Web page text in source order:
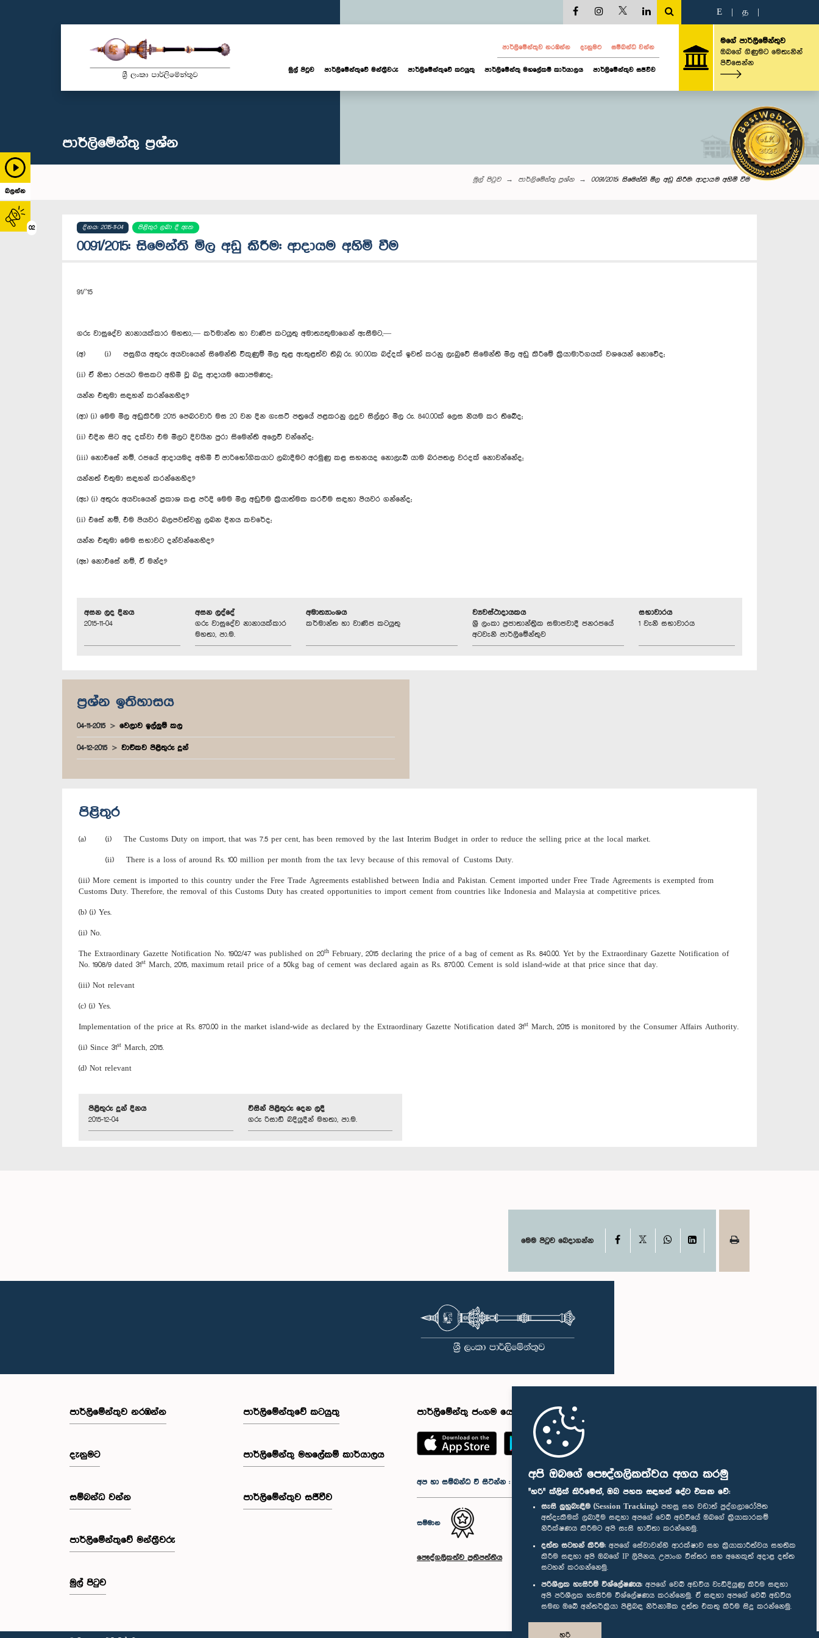
අපි ඔබගේ පෞද්ගලිකත්වය අගය කරමු
"හරි" ක්ලික් කිරීමෙන්, ඔබ පහත සඳහන් දේට එකඟ වේ:
සැසි ලුහුබැඳීම (Session Tracking): පහසු සහ වඩාත් පුද්ගලාරෝපිත
අත්දැකීමක් ලබාදීම සඳහා අපගේ වෙබ් අඩවියේ ඔබගේ ක්‍රියාකාරකම්
නිරීක්ෂණය කිරීමට අපි සැසි භාවිතා කරන්නෙමු.
දත්ත සටහන් කිරීම: අපගේ සේවාවන්හි ආරක්ෂාව සහ ක්‍රියාකාරීත්වය සහතික
කිරීම සඳහා අපි ඔබගේ IP ලිපිනය, උපාංග විස්තර සහ අනෙකුත් අදාළ දත්ත
සටහන් කරගන්නෙමු.
පරිශීලක හැසිරීම් විශ්ලේෂණය: අපගේ වෙබ් අඩවිය වැඩිදියුණු කිරීම සඳහා
අපි පරිශීලක හැසිරීම විශ්ලේෂණය කරන්නෙමු. ඒ සඳහා අපගේ වෙබ් අඩවිය
සමඟ ඔබේ අන්තර්ක්‍රියා පිළිබඳ නිර්නාමික දත්ත එකතු කිරීම සිදු කරන්නෙමු.
හරි
බලන්න
02
E த
පාර්ලි‌මේන්තුව නරඹන්න දැනුමට සම්බන්ධ වන්න
මුල් පිටුව පාර්ලි‌මේන්තුවේ මන්ත්‍රීවරු පාර්ලිමේන්තුවේ කටයුතු පාර්ලිමේන්තු මහලේකම් කාර්යාලය පාර්ලිමේන්තුව සජීවීව
මගේ පාර්ලිමේන්තුව
ඔබගේ ගිණුමට මෙතැනින්
පිවිසෙන්න
පාර්ලි‌මේන්තු‌ ප්‍රශ්න
මුල් පිටුව පාර්ලි‌මේන්තු‌ ප්‍රශ්න 0091/2015: සිමෙන්ති මිල අඩු කිරීම: ආදායම අහිමි වීම
දිනය: 2015-11-04 පිළිතුර ලබා දී ඇත
0091/2015: සිමෙන්ති මිල අඩු කිරීම: ආදායම අහිමි වීම
91/’15
ගරු වාසුදේව නානායක්කාර මහතා,— කර්මාන්ත හා වාණිජ කටයුතු අමාත්‍යතුමාගෙන් ඇසීමට,—
(අ) (i) පසුගිය අතුරු අයවැයෙන් සිමෙන්ති විකුණුම් මිල තුළ ඇතුළත්ව තිබූ රු. 90.00ක බද්දක් ඉවත් කරනු ලැබුවේ සිමෙන්ති මිල අඩු කිරීමේ ක්‍රියාමාර්ගයක් වශයෙන් නොවේද;
(ii) ඒ නිසා රජයට මසකට අහිමි වූ බදු ආදායම කොපමණද;
යන්න එතුමා සඳහන් කරන්නෙහිද?
(ආ) (i) මෙම මිල අඩුකිරීම 2015 පෙබරවාරි මස 20 වන දින ගැසට් පත්‍රයේ පළකරනු ලදුව සිල්ලර මිල රු. 840.00ක් ලෙස නියම කර තිබේද;
(ii) එදින සිට අද දක්වා එම මිලට දිවයින පුරා සිමෙන්ති අලෙවි වන්නේද;
(iii) නොඑසේ නම්, රජයේ ආදායමද අහිමි වී පාරිභෝගිකයාට ලබාදීමට අරමුණු කළ සහනයද නොලැබී යාම බරපතල වරදක් නොවන්නේද;
යන්නත් එතුමා සඳහන් කරන්නෙහිද?
(ඇ) (i) අතුරු අයවැයෙන් ප්‍රකාශ කළ පරිදි මෙම මිල අඩුවීම ක්‍රියාත්මක කරවීම සඳහා පියවර ගන්නේද;
(ii) එසේ නම්, එම පියවර බලපවත්වනු ලබන දිනය කවරේද;
යන්න එතුමා මෙම සභාවට දන්වන්නෙහිද?
(ඈ) නොඑසේ නම්, ඒ මන්ද?
අසන ලද දිනය
2015-11-04
අසන ලද්දේ
ගරු වාසුදේව නානායක්කාර
මහතා, පා.ම.
අමාත්‍යාංශය
කර්මාන්ත හා වාණිජ කටයුතු
ව්‍යවස්ථාදායකය
ශ්‍රී ලංකා ප්‍රජාතාන්ත්‍රික සමාජවාදී ජනරජයේ
අටවැනි පාර්ලිමේන්තුව
සභාවාරය
1 වැනි සභාවාරය
ප්‍රශ්න ඉතිහාසය
04-11-2015 වෙලාව ඉල්ලුම් කල
04-12-2015 වාචිකව පිළිතුරු දුන්
පිළිතුර
(a) (i) The Customs Duty on import, that was 7.5 per cent, has been removed by the last Interim Budget in order to reduce the selling price at the local market.
(ii) There is a loss of around Rs. 100 million per month from the tax levy because of this removal of Customs Duty.
(iii) More cement is imported to this country under the Free Trade Agreements established between India and Pakistan. Cement imported under Free Trade Agreements is exempted from
Customs Duty. Therefore, the removal of this Customs Duty has created opportunities to import cement from countries like Indonesia and Malaysia at competitive prices.
(b) (i) Yes.
(ii) No.
The Extraordinary Gazette Notification No. 1902/47 was published on 20th February, 2015 declaring the price of a bag of cement as Rs. 840.00. Yet by the Extraordinary Gazette Notification of
No. 1908/9 dated 31st March, 2015, maximum retail price of a 50kg bag of cement was declared again as Rs. 870.00. Cement is sold island-wide at that price since that day.
(iii) Not relevant
(c) (i) Yes.
Implementation of the price at Rs. 870.00 in the market island-wide as declared by the Extraordinary Gazette Notification dated 31st March, 2015 is monitored by the Consumer Affairs Authority.
(ii) Since 31st March, 2015.
(d) Not relevant
පිළිතුරු දුන් දිනය
2015-12-04
විසින් පිළිතුරු දෙන ලදී
ගරු රිසාඩ් බදියුදීන් මහතා, පා.ම.
මෙම පිටුව බෙදාගන්න Facebook WhatsAppLinkedIn
පාර්ලි‌මේන්තුව නරඹන්න
දැනුමට
සම්බන්ධ වන්න
පාර්ලි‌මේන්තුවේ මන්ත්‍රීවරු
මුල් පිටුව
පාර්ලිමේන්තුවේ කටයුතු
පාර්ලිමේන්තු මහලේකම් කාර්යාලය
පාර්ලිමේන්තුව සජීවීව
පාර්ලිමේන්තු ජංගම යෙදුම
අප හා සම්බන්ධ වී සිටින්න :
සම්මාන
පෞද්ගලිකත්ව ප්‍රතිපත්තිය